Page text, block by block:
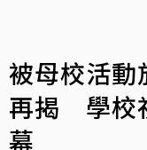
被母校活動
再揭 學校
幕